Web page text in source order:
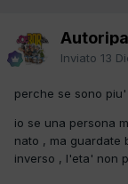
Inviato 13
perche se sono
io se una persona
nato , ma guardate
inverso , l'eta' non